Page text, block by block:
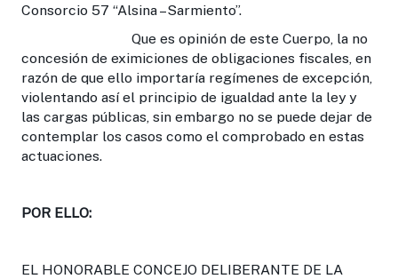
Consorcio 57 “Alsina –Sarmiento”.
Que es opinión de este Cuerpo, la no
concesión de eximiciones de obligaciones fiscales, en
razón de que ello importaría regímenes de excepción,
violentando así el principio de igualdad ante la ley y
las cargas públicas, sin embargo no se puede dejar de
contemplar los casos como el comprobado en estas
actuaciones.
POR ELLO:
EL HONORABLE CONCEJO DELIBERANTE DE LA